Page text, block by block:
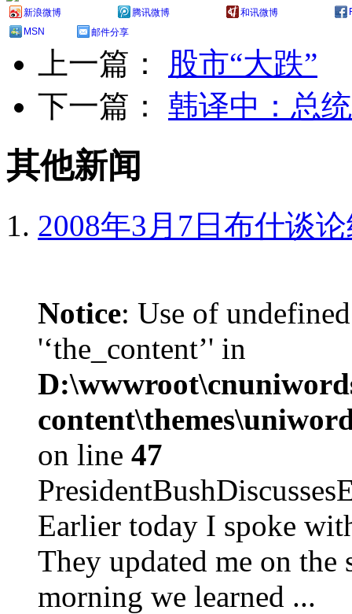
新浪微博 腾讯微博 和讯微博
MSN
邮件分享
上一篇： 股市“大跌”
下一篇： 韩译中：总
其他新闻
2008年3月7日布什谈
Notice: Use of
'‘the_content’' in
on line 47
Earlier today I spoke
They updated me on the
morning we learned ...